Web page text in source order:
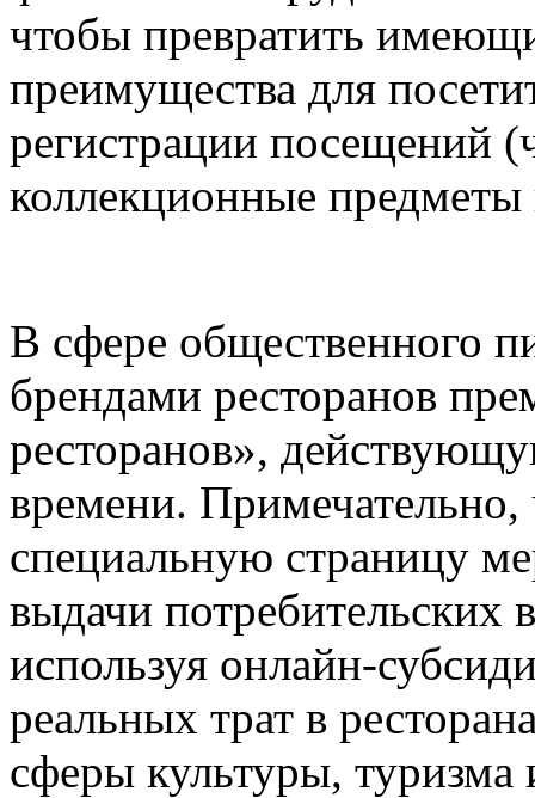
чтобы превратить
преимущества для
регистрации посещений
коллекционные
В сфере общественного
брендами ресторанов
ресторанов»,
времени. Примечательно,
специальную страницу
выдачи потребительских
используя онлайн-
реальных трат в
сферы культуры, туризма